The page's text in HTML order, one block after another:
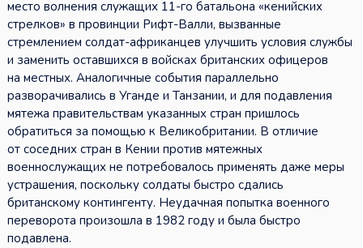
место волнения служащих 11-го батальона «кенийских
стрелков» в провинции Рифт-Валли, вызванные
стремлением солдат-африканцев улучшить условия службы
и заменить оставшихся в войсках британских офицеров
на местных. Аналогичные события параллельно
разворачивались в Уганде и Танзании, и для подавления
мятежа правительствам указанных стран пришлось
обратиться за помощью к Великобритании. В отличие
от соседних стран в Кении против мятежных
военнослужащих не потребовалось применять даже меры
устрашения, поскольку солдаты быстро сдались
британскому контингенту. Неудачная попытка военного
переворота произошла в 1982 году и была быстро
подавлена.